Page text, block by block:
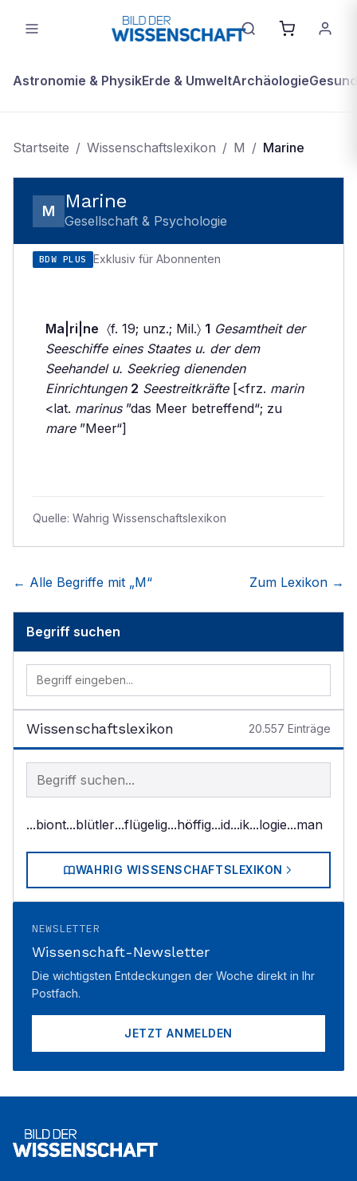
Astronomie & PhysikErde & UmweltArchäologie
Startseite / Wissenschaftslexikon / M / Marine
M Marine
Gesellschaft & Psychologie
BDW PLUS Exklusiv für Abonnenten
Ma|ri|ne 〈f. 19; unz.; Mil.〉 1 Gesamtheit der
Seeschiffe eines Staates u. der dem
Seehandel u. Seekrieg dienenden
Einrichtungen 2 Seestreitkräfte[<frz. marin
<lat. marinus”das Meer betreffend“; zu
mare”Meer“]
Quelle: Wahrig Wissenschaftslexikon
← Alle Begriffe mit „M“ Zum Lexikon →
Begriff suchen
Wissenschaftslexikon 20.557 Einträge
Begriff im Lexikon suchen
...biont...blütler...flügelig...höffig...id...ik...logie...man
WAHRIG WISSENSCHAFTSLEXIKON
NEWSLETTER
Wissenschaft-Newsletter
Die wichtigsten Entdeckungen der Woche direkt in Ihr
Postfach.
JETZT ANMELDEN